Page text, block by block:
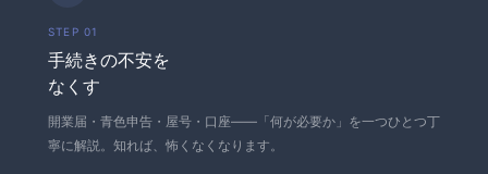
STEP 01
手続きの不安を
なくす
開業届・青色申告・屋号・口座——「何が必要か」を一つひとつ丁
寧に解説。知れば、怖くなくなります。